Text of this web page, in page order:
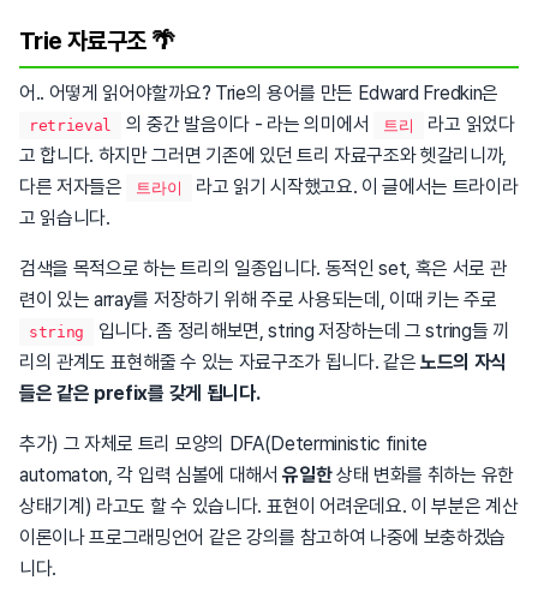
Trie 자료구조 🌴
어.. 어떻게 읽어야할까요? Trie의 용어를 만든 Edward Fredkin은
retrieval 의 중간 발음이다 - 라는 의미에서 트리
라고 읽었다
고 합니다. 하지만 그러면 기존에 있던 트리 자료구조와 헷갈리니까,
다른 저자들은
트라이
라고 읽기 시작했고요. 이 글에서는 트라이라
고 읽습니다.
검색을 목적으로 하는 트리의 일종입니다. 동적인 set, 혹은 서로 관
련이 있는 array를 저장하기 위해 주로 사용되는데, 이때 키는 주로
string
입니다. 좀 정리해보면, string 저장하는데 그 string들 끼
리의 관계도 표현해줄 수 있는 자료구조가 됩니다. 같은노드의 자식
들은 같은 prefix를 갖게 됩니다.
추가) 그 자체로 트리 모양의 DFA(Deterministic finite
automaton, 각 입력 심볼에 대해서유일한상태 변화를 취하는 유한
상태기계) 라고도 할 수 있습니다. 표현이 어려운데요. 이 부분은 계산
이론이나 프로그래밍언어 같은 강의를 참고하여 나중에 보충하겠습
니다.